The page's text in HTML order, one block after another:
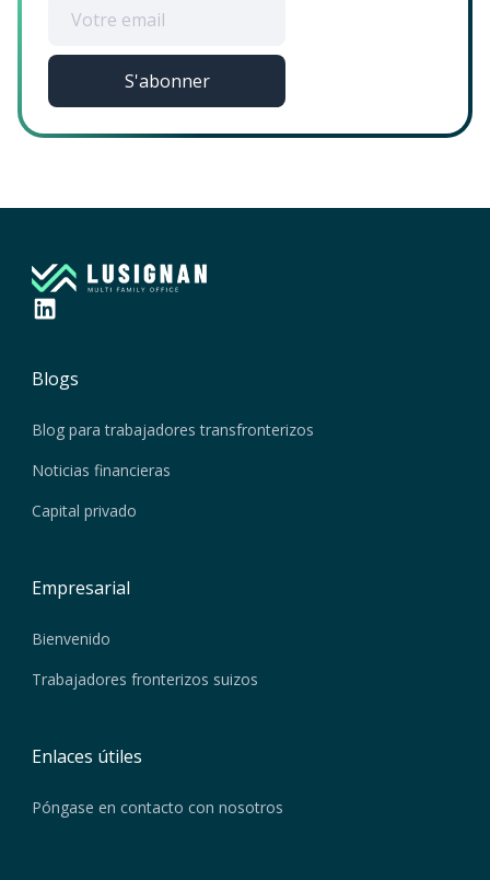
Blogs
Blog para trabajadores transfronterizos
Noticias financieras
Capital privado
Empresarial
Bienvenido
Trabajadores fronterizos suizos
Enlaces útiles
Póngase en contacto con nosotros